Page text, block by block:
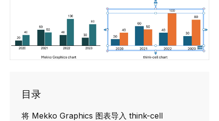
目录
将 Mekko Graphics 图表导入 think-cell